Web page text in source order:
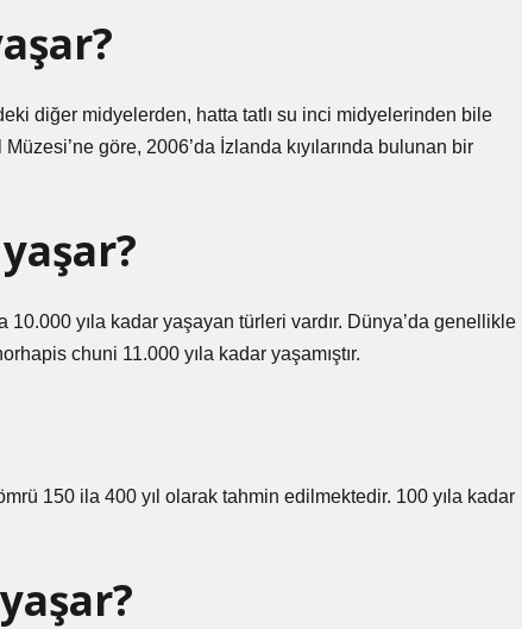
diğer midyelerden, hatta tatlı su inci midyelerinden bile
göre, 2006’da İzlanda kıyılarında bulunan bir
10.000 yıla kadar yaşayan türleri vardır. Dünya’da genellikle
chuni 11.000 yıla kadar yaşamıştır.
150 ila 400 yıl olarak tahmin edilmektedir. 100 yıla kadar